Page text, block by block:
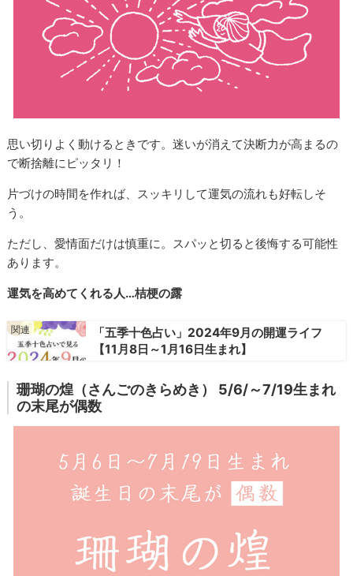
思い切りよく動けるときです。迷いが消えて決断力が高まるの
で断捨離にピッタリ！
片づけの時間を作れば、スッキリして運気の流れも好転しそ
う。
ただし、愛情面だけは慎重に。スパッと切ると後悔する可能性
あります。
運気を高めてくれる人…桔梗の露
「五季十色占い」2024年9月の開運ライフ
【11月8日～1月16日生まれ】
珊瑚の煌（さんごのきらめき） 5/6/～7/19生まれ
の末尾が偶数